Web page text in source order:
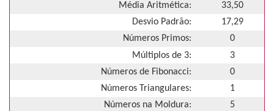
Média Aritmética:
33,50
Desvio Padrão:
17,29
Números Primos:
0
Múltiplos de 3:
3
Números de Fibonacci:
0
Números Triangulares:
1
Números na Moldura:
5